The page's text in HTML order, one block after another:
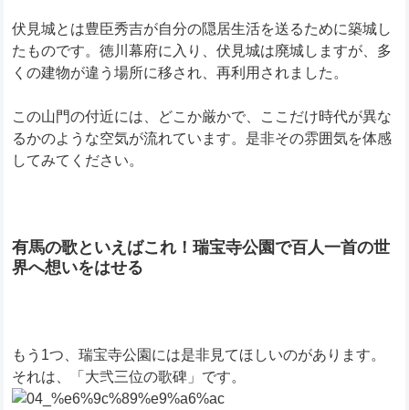
伏見城とは豊臣秀吉が自分の隠居生活を送るために築城し
たものです。徳川幕府に入り、伏見城は廃城しますが、多
くの建物が違う場所に移され、再利用されました。
この山門の付近には、どこか厳かで、ここだけ時代が異な
るかのような空気が流れています。是非その雰囲気を体感
してみてください。
有馬の歌といえばこれ！瑞宝寺公園で百人一首の世
界へ想いをはせる
もう1つ、瑞宝寺公園には是非見てほしいのがあります。
それは、「大弐三位の歌碑」です。